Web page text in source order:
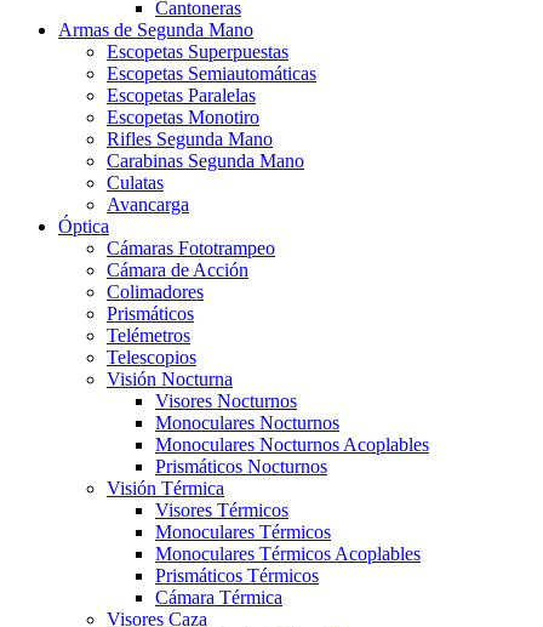
Cantoneras
Armas de Segunda Mano
Escopetas Superpuestas
Escopetas Semiautomáticas
Escopetas Paralelas
Escopetas Monotiro
Rifles Segunda Mano
Carabinas Segunda Mano
Culatas
Avancarga
Óptica
Cámaras Fototrampeo
Cámara de Acción
Colimadores
Prismáticos
Telémetros
Telescopios
Visión Nocturna
Visores Nocturnos
Monoculares Nocturnos
Monoculares Nocturnos Acoplables
Prismáticos Nocturnos
Visión Térmica
Visores Térmicos
Monoculares Térmicos
Monoculares Térmicos Acoplables
Prismáticos Térmicos
Cámara Térmica
Visores Caza